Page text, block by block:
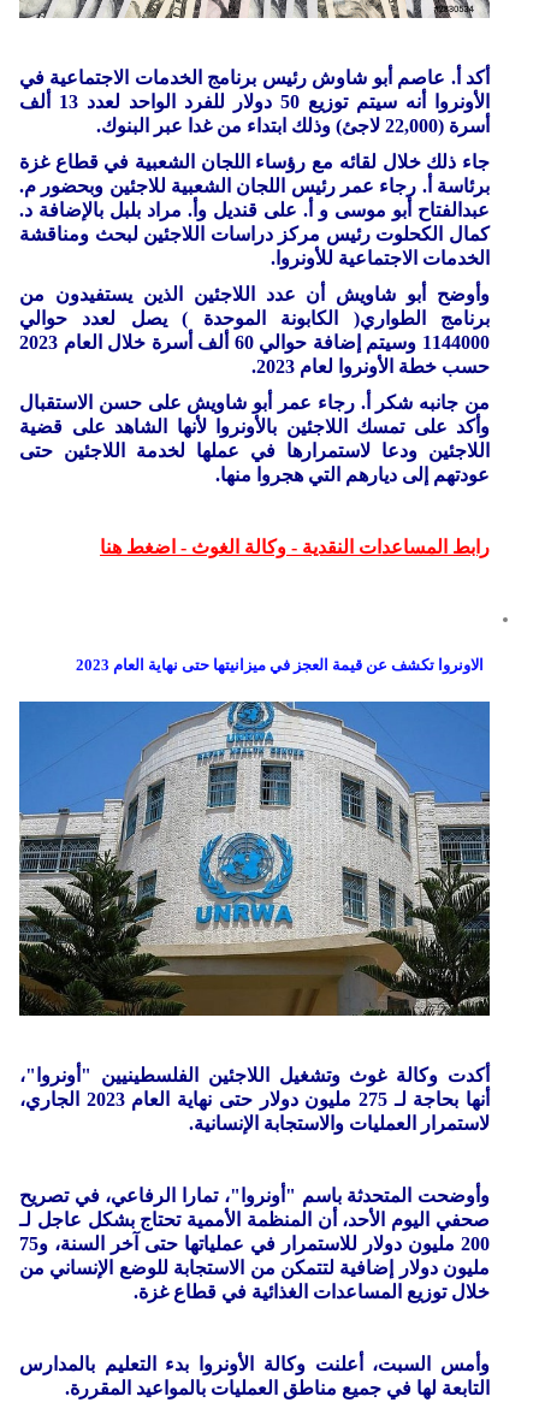
أكد أ. عاصم أبو شاوش رئيس برنامج الخدمات الاجتماعية في
الأونروا أنه سيتم توزيع 50 دولار للفرد الواحد لعدد 13 ألف
أسرة (22,000 لاجئ) وذلك ابتداء من غدا عبر البنوك.
جاء ذلك خلال لقائه مع رؤساء اللجان الشعبية في قطاع غزة
برئاسة أ. رجاء عمر رئيس اللجان الشعبية للاجئين وبحضور م.
عبدالفتاح أبو موسى و أ. على قنديل وأ. مراد بلبل بالإضافة د.
كمال الكحلوت رئيس مركز دراسات اللاجئين لبحث ومناقشة
الخدمات الاجتماعية للأونروا.
وأوضح أبو شاويش أن عدد اللاجئين الذين يستفيدون من
برنامج الطواري( الكابونة الموحدة ) يصل لعدد حوالي
1144000 وسيتم إضافة حوالي 60 ألف أسرة خلال العام 2023
حسب خطة الأونروا لعام 2023.
من جانبه شكر أ. رجاء عمر أبو شاويش على حسن الاستقبال
وأكد على تمسك اللاجئين بالأونروا لأنها الشاهد على قضية
اللاجئين ودعا لاستمرارها في عملها لخدمة اللاجئين حتى
عودتهم إلى ديارهم التي هجروا منها.
رابط المساعدات النقدية - وكالة الغوث - اضغط هنا
الاونروا تكشف عن قيمة العجز في ميزانيتها حتى نهاية العام 2023
أكدت وكالة غوث وتشغيل اللاجئين الفلسطينيين "أونروا"،
أنها بحاجة لـ 275 مليون دولار حتى نهاية العام 2023 الجاري،
لاستمرار العمليات والاستجابة الإنسانية.
وأوضحت المتحدثة باسم "أونروا"، تمارا الرفاعي، في تصريح
صحفي اليوم الأحد، أن المنظمة الأممية تحتاج بشكل عاجل لـ
200 مليون دولار للاستمرار في عملياتها حتى آخر السنة، و75
مليون دولار إضافية لتتمكن من الاستجابة للوضع الإنساني من
خلال توزيع المساعدات الغذائية في قطاع غزة.
وأمس السبت، أعلنت وكالة الأونروا بدء التعليم بالمدارس
التابعة لها في جميع مناطق العمليات بالمواعيد المقررة.